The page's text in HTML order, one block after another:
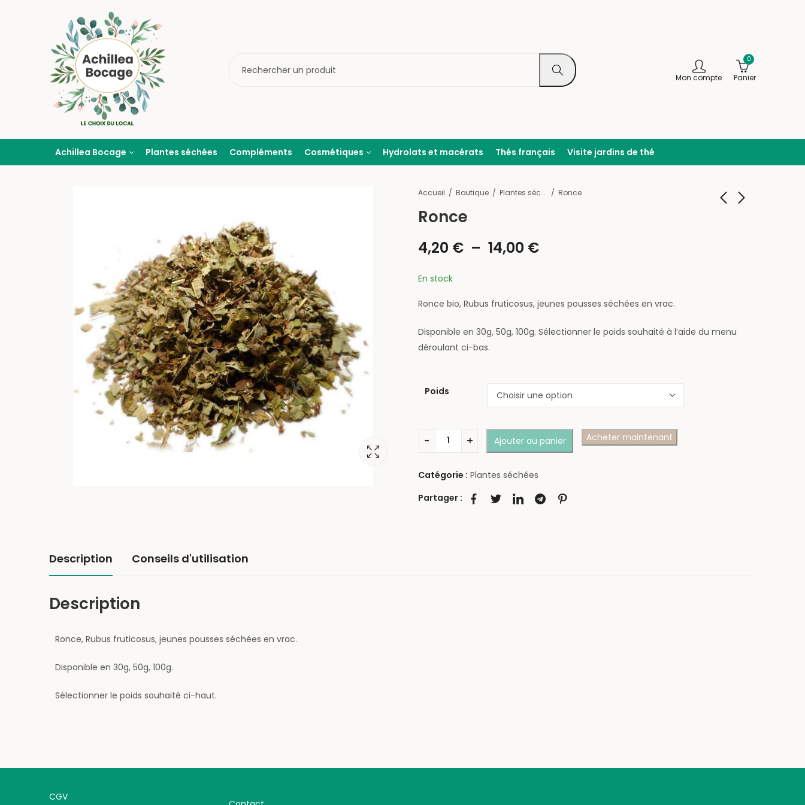
Mon compte
0
Panier
Achillea Bocage Plantes séchées Compléments Cosmétiques Hydrolats et macérats Thés français Visite jardins de thé
Accueil Boutique Plantes séchées Ronce
Ronce
4,20 € – 14,00 €
En stock
Ronce bio, Rubus fruticosus, jeunes pousses séchées en vrac.
Disponible en 30g, 50g, 100g. Sélectionner le poids souhaité à l’aide du menu
déroulant ci-bas.
Poids
Ajouter au panier Acheter maintenant
Catégorie : Plantes séchées
Partager :
Description Conseils d'utilisation
Description
Ronce, Rubus fruticosus, jeunes pousses séchées en vrac.
Disponible en 30g, 50g, 100g.
Sélectionner le poids souhaité ci-haut.
CGV